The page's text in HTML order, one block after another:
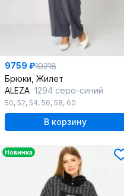
9759 ₽10218
Брюки, Жилет
ALEZA 1294 серо-синий
50, 52, 54, 56, 58, 60
В корзину
Новинка